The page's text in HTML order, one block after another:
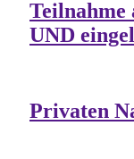
UND
Privaten